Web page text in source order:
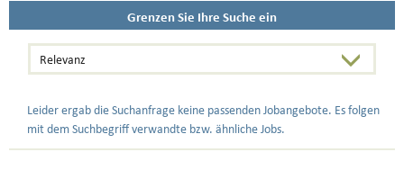
Grenzen Sie Ihre Suche ein
Leider ergab die Suchanfrage keine passenden Jobangebote. Es folgen
mit dem Suchbegriff verwandte bzw. ähnliche Jobs.